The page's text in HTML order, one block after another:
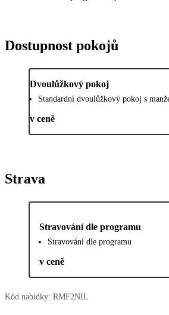
Dostupnost pokojů
Dvoulůžkový pokoj
Standardní dvoulůžkový pokoj s
v ceně
Strava
Stravování dle programu
Stravování dle programu
v ceně
Kód nabídky: RMF2NIL